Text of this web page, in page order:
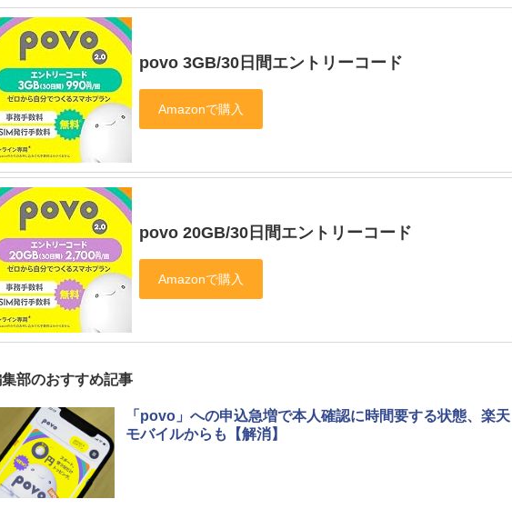
povo 3GB/30日間エントリーコード
povo 20GB/30日間エントリーコード
部のおすすめ記事
「povo」への申込急増で本人確認に時間要する状態、楽天
モバイルからも【解消】